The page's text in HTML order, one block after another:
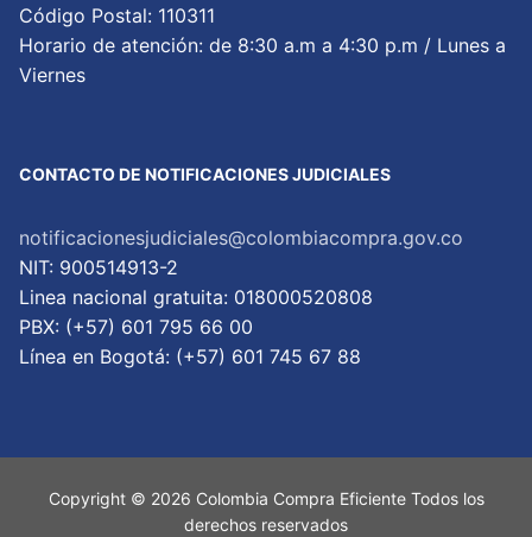
Código Postal: 110311
Horario de atención: de 8:30 a.m a 4:30 p.m / Lunes a
Viernes
CONTACTO DE NOTIFICACIONES JUDICIALES
notificacionesjudiciales@colombiacompra.gov.co
NIT: 900514913-2
Linea nacional gratuita: 018000520808
PBX: (+57) 601 795 66 00
Lí­nea en Bogotá: (+57) 601 745 67 88
Copyright © 2026 Colombia Compra Eficiente Todos los
derechos reservados